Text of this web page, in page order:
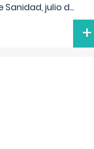
julio d...
+